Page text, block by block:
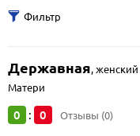
Державная,
Матери
0 : 0 Отзывы (0)